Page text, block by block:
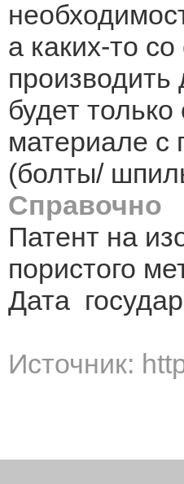
а каких-то
производить
будет
материале с
(болты/
Справочно
Патент на
пористого
Дата
Источник: